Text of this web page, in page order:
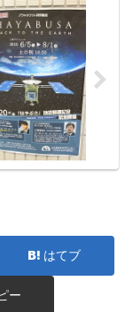
はてブ
ー